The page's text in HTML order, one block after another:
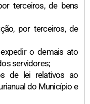
terceiros, de bens
por terceiros, de
o demais ato
servidores;
de lei relativos ao
do Município e